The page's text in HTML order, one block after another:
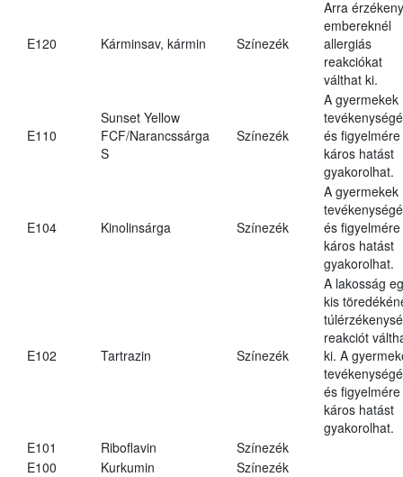
E120 Kárminsav, kármin Színezék
Arra érzékeny
embereknél
allergiás
reakciókat
válthat ki.
E110
Sunset Yellow
FCF/Narancssárga
S
Színezék
A gyermekek
és figyelmére
káros hatást
gyakorolhat.
E104 Kinolinsárga Színezék
A gyermekek
és figyelmére
káros hatást
gyakorolhat.
E102 Tartrazin Színezék
A lakosság
kis
reakciót
ki. A
és figyelmére
káros hatást
gyakorolhat.
E101
Riboflavin
Színezék
E100
Kurkumin Színezék